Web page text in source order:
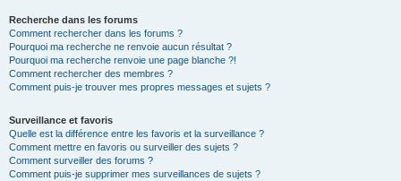
Recherche dans les forums
Comment rechercher dans les forums ?
Pourquoi ma recherche ne renvoie aucun résultat ?
Pourquoi ma recherche renvoie une page blanche ?!
Comment rechercher des membres ?
Comment puis-je trouver mes propres messages et sujets ?
Surveillance et favoris
Quelle est la différence entre les favoris et la surveillance ?
Comment mettre en favoris ou surveiller des sujets ?
Comment surveiller des forums ?
Comment puis-je supprimer mes surveillances de sujets ?